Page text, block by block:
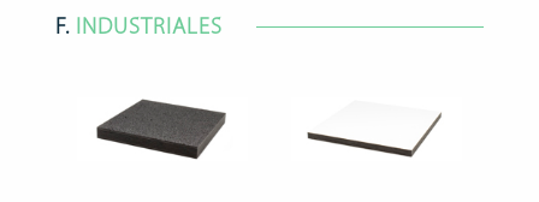
F. INDUSTRIALES